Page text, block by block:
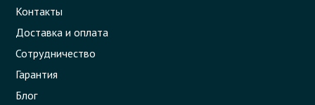
Контакты
Доставка и оплата
Сотрудничество
Гарантия
Блог